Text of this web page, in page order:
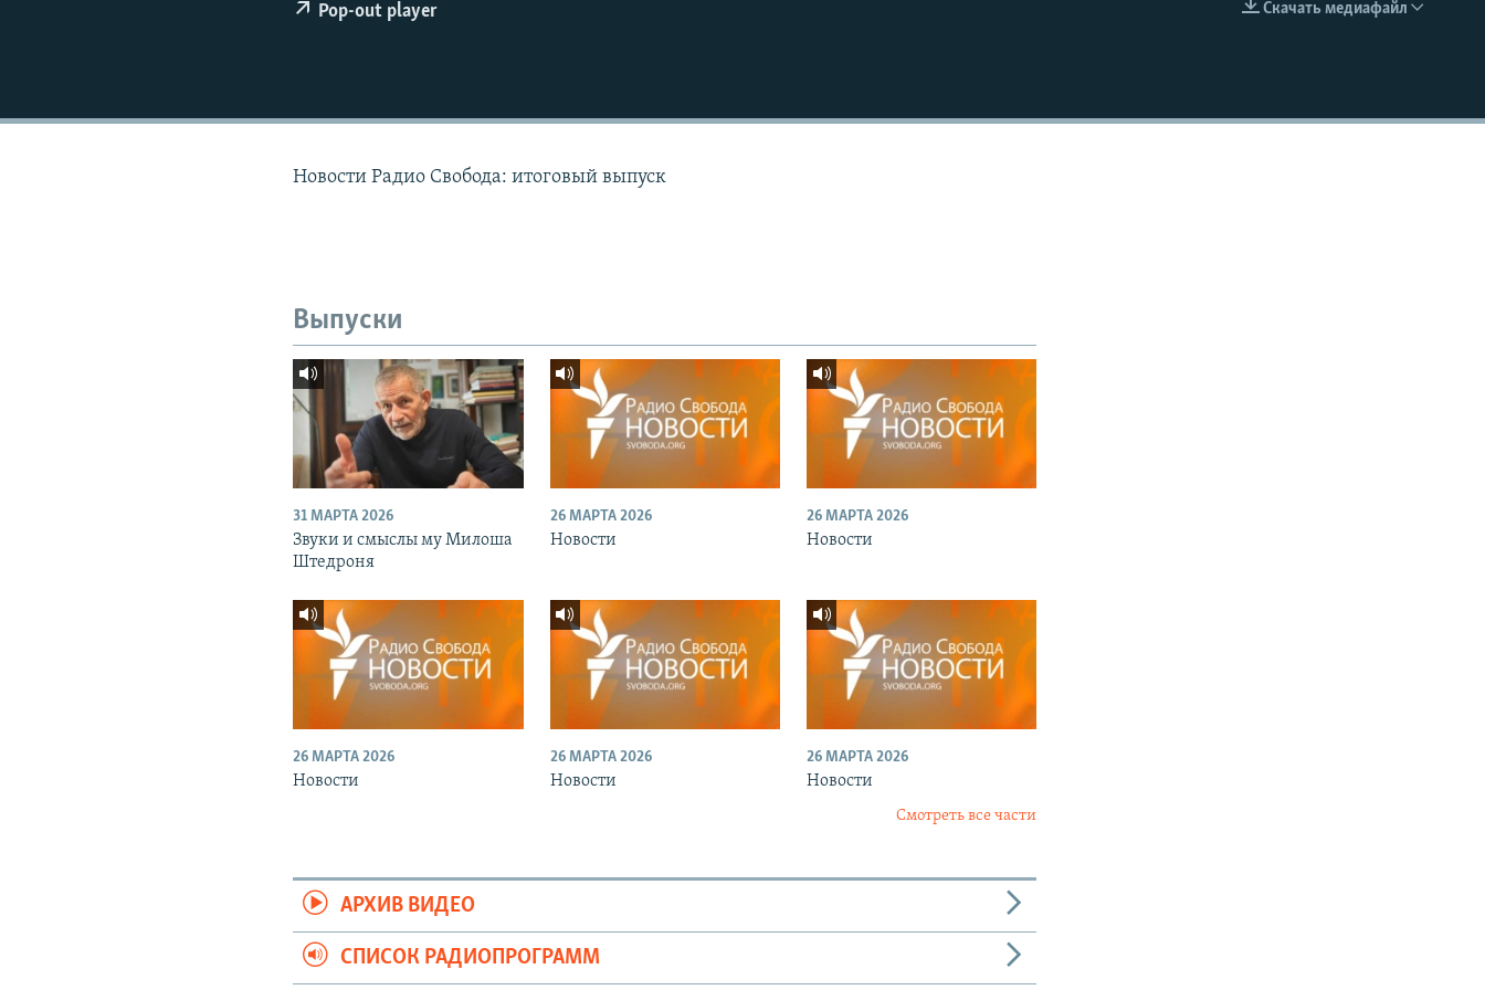
EMBED
Скачать медиафайл
Pop-out player
Новости Радио Свобода: итоговый выпуск
Выпуски
31 МАРТА 2026
Звуки и смыслы му Милоша
Штедроня
26 МАРТА 2026
Новости
26 МАРТА 2026
Новости
26 МАРТА 2026
Новости
26 МАРТА 2026
Новости
26 МАРТА 2026
Новости
Смотреть все части
АРХИВ ВИДЕО
СПИСОК РАДИОПРОГРАММ